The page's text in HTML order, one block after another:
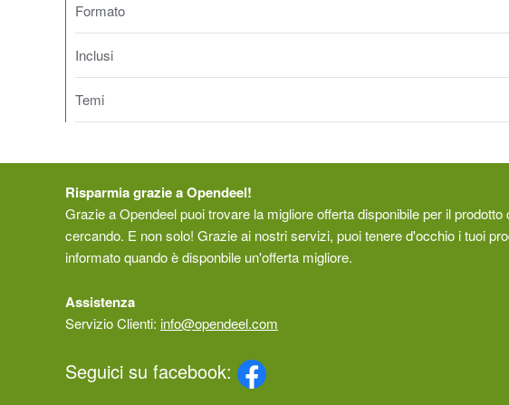
Formato
Inclusi
Temi
Risparmia grazie a Opendeel!
Grazie a Opendeel puoi trovare la migliore offerta disponibile per il prodotto
cercando. E non solo! Grazie ai nostri servizi, puoi tenere d'occhio i tuoi
informato quando è disponbile un'offerta migliore.
Assistenza
Servizio Clienti: info@opendeel.com
Seguici su facebook: